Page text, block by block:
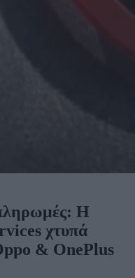
Η
χτυπά
& OnePlus